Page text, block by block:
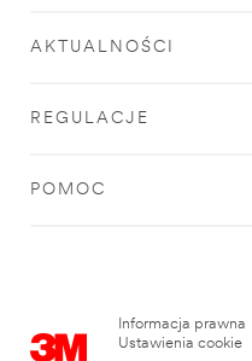
AKTUALNOŚCI
REGULACJE
POMOC
Informacja prawna
Ustawienia cookie